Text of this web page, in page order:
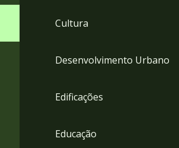
Cultura
Desenvolvimento Urbano
Edificações
Educação